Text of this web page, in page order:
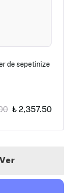
de sepetinize
₺ 2,357.50